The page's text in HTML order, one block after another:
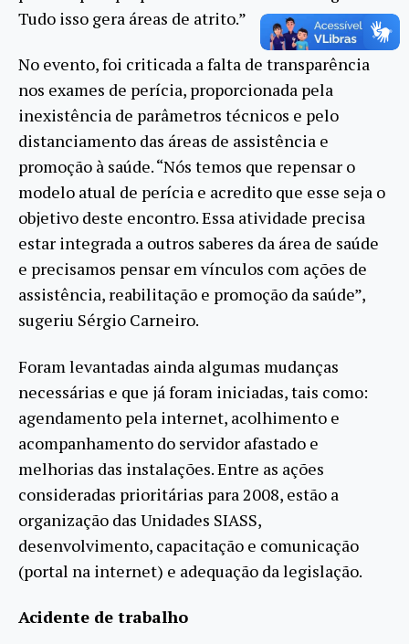
Tudo isso gera áreas de atrito.”
No evento, foi criticada a falta de transparência
nos exames de perícia, proporcionada pela
inexistência de parâmetros técnicos e pelo
distanciamento das áreas de assistência e
promoção à saúde. “Nós temos que repensar o
modelo atual de perícia e acredito que esse seja o
objetivo deste encontro. Essa atividade precisa
estar integrada a outros saberes da área de saúde
e precisamos pensar em vínculos com ações de
assistência, reabilitação e promoção da saúde”,
sugeriu Sérgio Carneiro.
Foram levantadas ainda algumas mudanças
necessárias e que já foram iniciadas, tais como:
agendamento pela internet, acolhimento e
acompanhamento do servidor afastado e
melhorias das instalações. Entre as ações
consideradas prioritárias para 2008, estão a
organização das Unidades SIASS,
desenvolvimento, capacitação e comunicação
(portal na internet) e adequação da legislação.
Acidente de trabalho